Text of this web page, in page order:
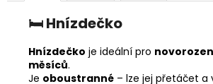
🛏️Hnízdečko
Hnízdečko je ideální pro
měsíců.
Je oboustranné – lze jej přetáčet a